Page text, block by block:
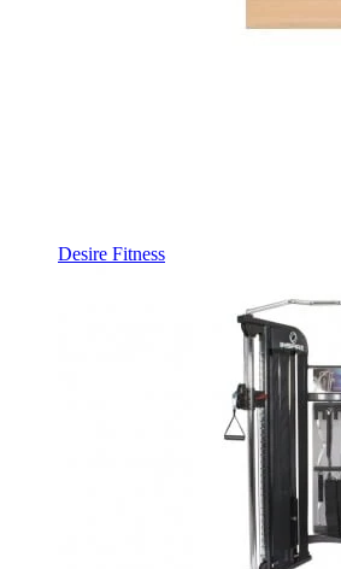
Desire Fitness